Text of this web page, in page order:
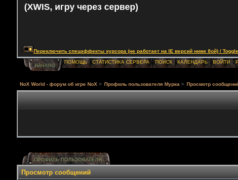
(XWIS, игру через сервер)
Переключить спецэффекты курсора (не работает на IE версий ниже 8ой) /
НАЧАЛО
ПОМОЩЬ СТАТИСТИКА СЕРВЕРА ПОИСК КАЛЕНДАРЬ ВОЙТИ
NoX World - форум об игре NoX > Профиль пользователя Мурка > Просмотр
ПРОФИЛЬ ПОЛЬЗОВАТЕЛЯ
Просмотр сообщений